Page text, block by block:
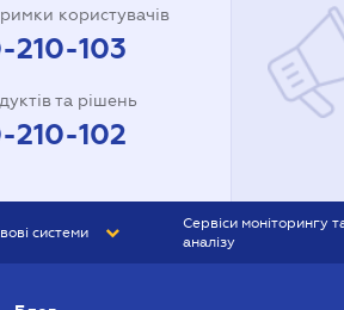
користувачів
103
та рішень
102
системи
Сервіси моніторингу
аналізу